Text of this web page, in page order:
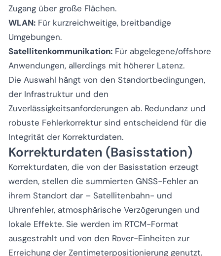
Zugang über große Flächen.
WLAN: Für kurzreichweitige, breitbandige
Umgebungen.
Satellitenkommunikation: Für abgelegene/offshore
Anwendungen, allerdings mit höherer Latenz.
Die Auswahl hängt von den Standortbedingungen,
der Infrastruktur und den
Zuverlässigkeitsanforderungen ab. Redundanz und
robuste Fehlerkorrektur sind entscheidend für die
Integrität der Korrekturdaten.
Korrekturdaten (Basisstation)
Korrekturdaten, die von der Basisstation erzeugt
werden, stellen die summierten GNSS-Fehler an
ihrem Standort dar – Satellitenbahn- und
Uhrenfehler, atmosphärische Verzögerungen und
lokale Effekte. Sie werden im RTCM-Format
ausgestrahlt und von den Rover-Einheiten zur
Erreichung der Zentimeterpositionierung genutzt.